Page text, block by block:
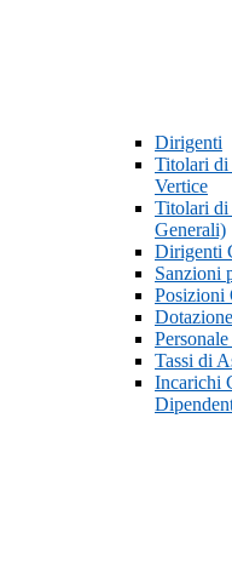
Dirigenti
Titolari
Vertice
Titolari
Generali)
Dirigenti
Sanzioni
Posizioni
Tassi di
Incarichi